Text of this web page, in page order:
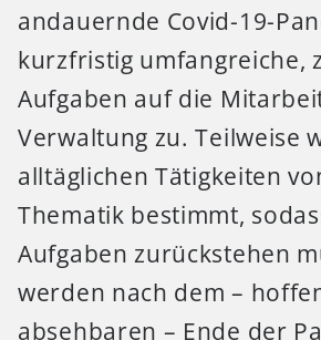
andauernde Covid-19-
kurzfristig umfangreiche,
Aufgaben auf die
Verwaltung zu. Teilweise
alltäglichen Tätigkeiten
Thematik bestimmt,
Aufgaben zurückstehen
werden nach dem –
absehbaren – Ende der